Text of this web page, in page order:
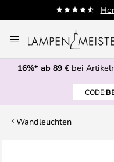
Inhalt
springen
16%* ab 89 € bei
CODE:
Wandleuchten